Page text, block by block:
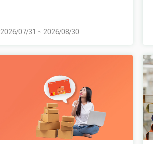
2026/07/31 ~ 2026/08/30